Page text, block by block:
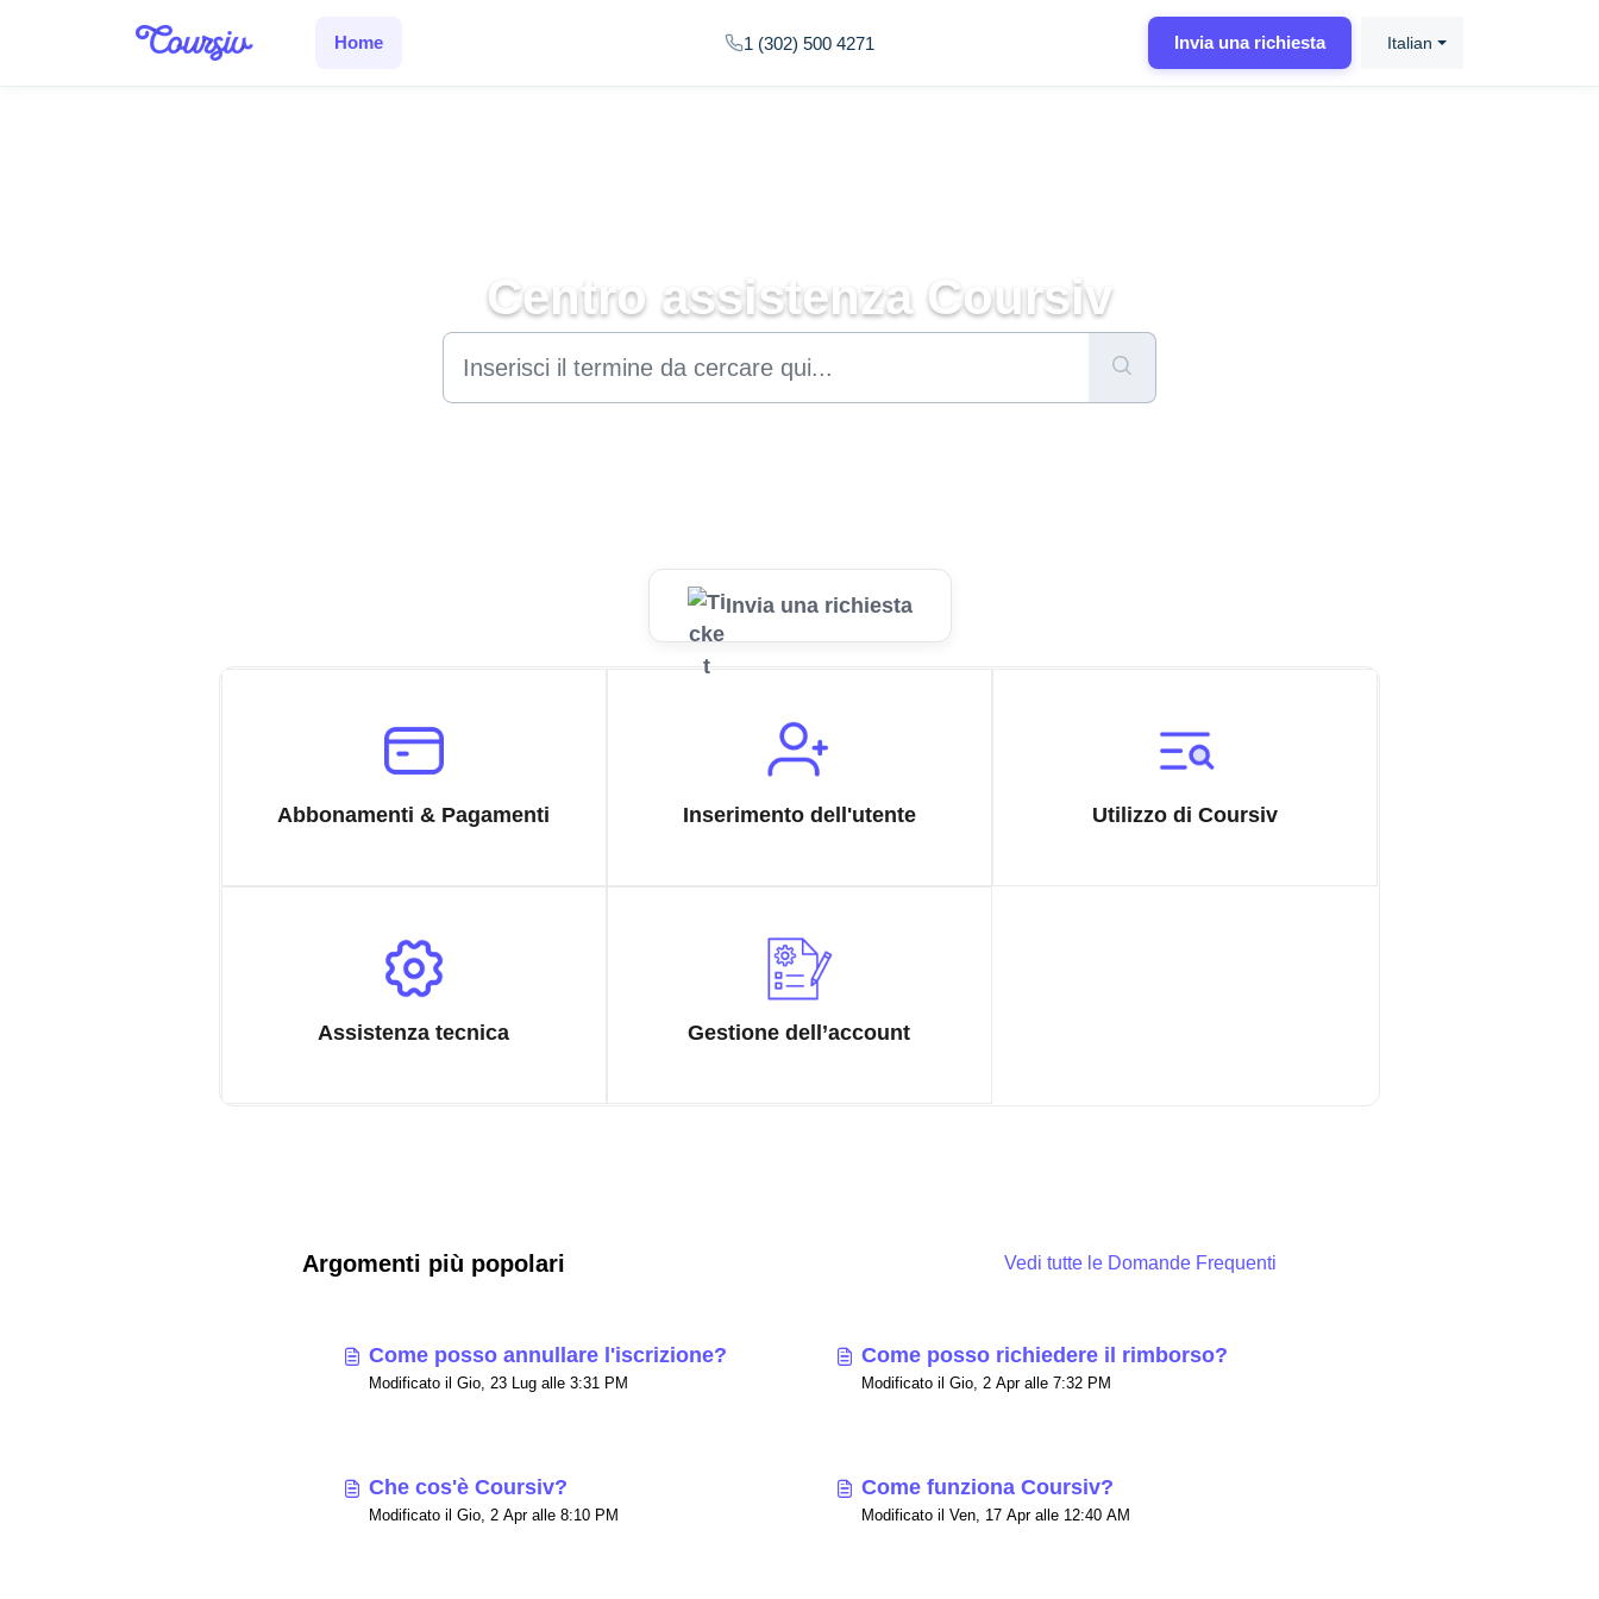
Home
Invia una richiesta
1 (302) 500 4271 Italian
Centro assistenza Coursiv
Invia una richiesta
Abbonamenti & Pagamenti Inserimento dell'utente Utilizzo di Coursiv
Assistenza tecnica Gestione dell’account
Argomenti più popolari Vedi tutte le Domande Frequenti
Come posso annullare l'iscrizione?
Modificato il Gio, 23 Lug alle 3:31 PM
Come posso richiedere il rimborso?
Modificato il Gio, 2 Apr alle 7:32 PM
Che cos'è Coursiv?
Modificato il Gio, 2 Apr alle 8:10 PM
Come funziona Coursiv?
Modificato il Ven, 17 Apr alle 12:40 AM